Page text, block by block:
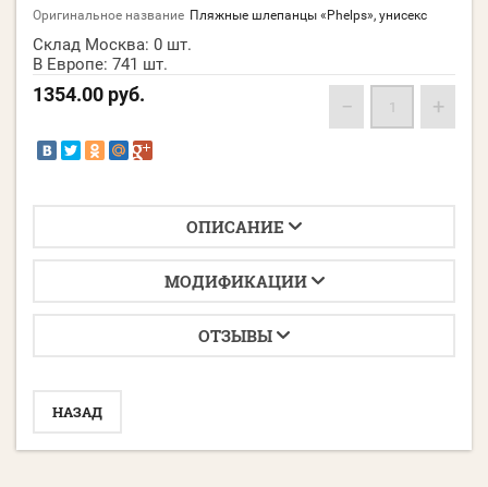
Оригинальное название Пляжные шлепанцы «Phelps», унисекс
Склад Москва: 0 шт.
В Европе: 741 шт.
1354.00 руб. − +
ОПИСАНИЕ
МОДИФИКАЦИИ
ОТЗЫВЫ
НАЗАД